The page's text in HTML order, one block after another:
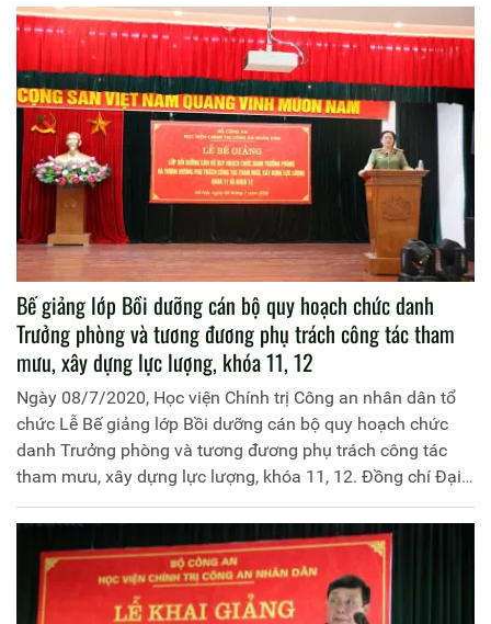
chủ trì buổi Lễ. Tham dự Lễ Bế giảng có đồng chí Đại tá
Bùi Sơn Hiển, Phó Cục trưởng Cục Đào tạo, đại diện lãnh
đạo các đơn vị chức năng thuộc Học viện, Cục Đào tạo
cùng các học viên của lớp bồi dưỡng.
Bế giảng lớp Bồi dưỡng cán bộ quy hoạch chức danh
Trưởng phòng và tương đương phụ trách công tác tham
mưu, xây dựng lực lượng, khóa 11, 12
Ngày 08/7/2020, Học viện Chính trị Công an nhân dân tổ
chức Lễ Bế giảng lớp Bồi dưỡng cán bộ quy hoạch chức
danh Trưởng phòng và tương đương phụ trách công tác
tham mưu, xây dựng lực lượng, khóa 11, 12. Đồng chí Đại
tá, PGS.TS Đinh Ngọc Hoa, Phó Giám đốc Học viện Chính
trị Công an nhân dân chủ trì buổi Lễ. Tham dự Lễ Bế giảng
có đồng chí Trung tá, TS Hoàng Đại Nghĩa, Phó Cục trưởng
Cục Đào tạo, đại diện lãnh đạo các đơn vị chức năng thuộc
Học viện, Cục Đào tạo cùng các học viên của hai khóa học.